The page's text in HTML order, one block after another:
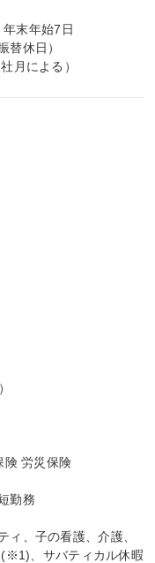
年末年始7日
替休日）
月による）
険 労災保険
勤務
ィ、子の看護、介護、
、サバティカル休暇